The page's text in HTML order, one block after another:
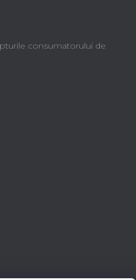
consumatorului de